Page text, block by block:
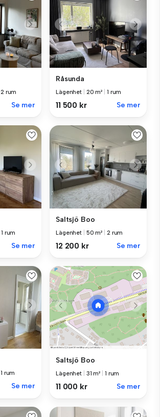
2 rum
Se mer
Råsunda
Lägenhet 20 m² 1 rum
11 500 kr Se mer
1 rum
Se mer
Saltsjö Boo
Lägenhet 50 m² 2 rum
12 200 kr Se mer
1 rum
Se mer
Saltsjö Boo
Lägenhet 31 m² 1 rum
11 000 kr Se mer